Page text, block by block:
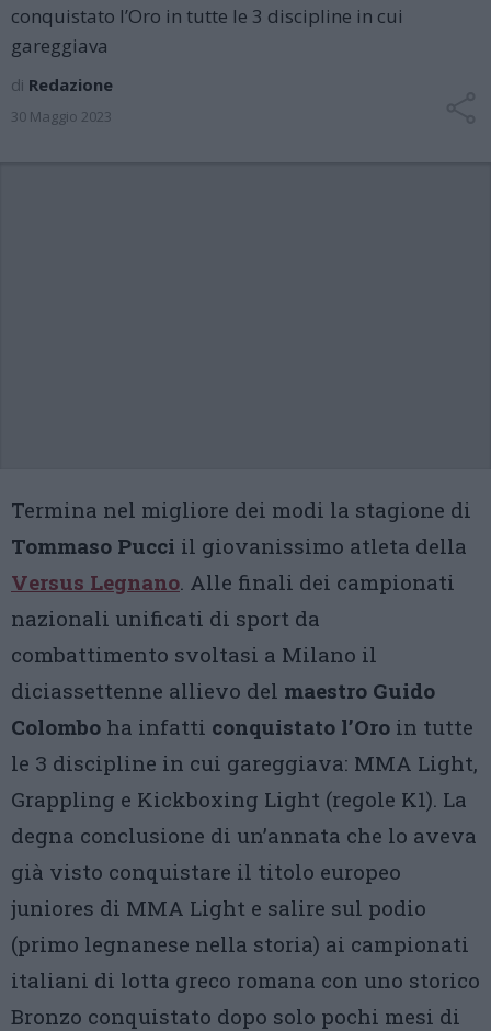
conquistato l’Oro in tutte le 3 discipline in cui
gareggiava
di Redazione
30 Maggio 2023
Termina nel migliore dei modi la stagione di
Tommaso Pucci il giovanissimo atleta della
Versus Legnano. Alle finali dei campionati
nazionali unificati di sport da
combattimento svoltasi a Milano il
diciassettenne allievo del maestro Guido
Colombo ha infatti conquistato l’Oro in tutte
le 3 discipline in cui gareggiava: MMA Light,
Grappling e Kickboxing Light (regole K1). La
degna conclusione di un’annata che lo aveva
già visto conquistare il titolo europeo
juniores di MMA Light e salire sul podio
(primo legnanese nella storia) ai campionati
italiani di lotta greco romana con uno storico
Bronzo conquistato dopo solo pochi mesi di